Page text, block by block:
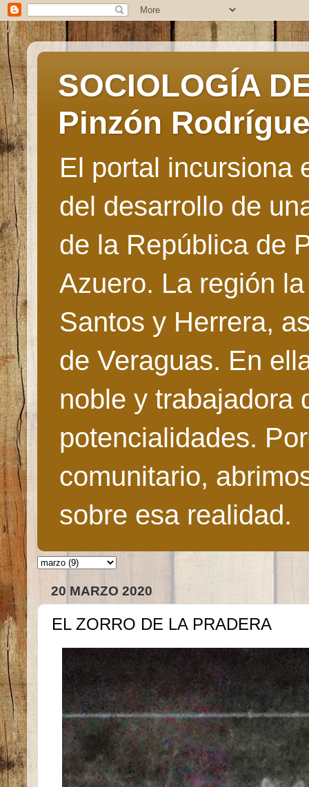
SOCIOLOGÍA
Pinzón
El portal incursiona
del desarrollo de
de la República de
Azuero. La región
Santos y Herrera,
de Veraguas. En
noble y trabajadora
potencialidades.
comunitario,
sobre esa realidad.
20 MARZO 2020
EL ZORRO DE LA PRADERA